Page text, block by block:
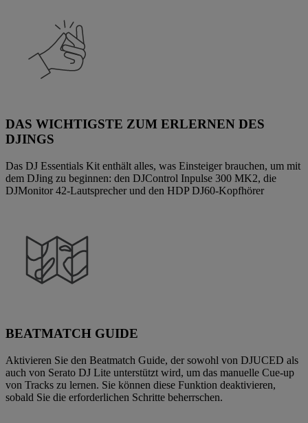
DAS WICHTIGSTE ZUM ERLERNEN DES
DJINGS
Das DJ Essentials Kit enthält alles, was Einsteiger brauchen, um mit
dem DJing zu beginnen: den DJControl Inpulse 300 MK2, die
DJMonitor 42-Lautsprecher und den HDP DJ60-Kopfhörer
BEATMATCH GUIDE
Aktivieren Sie den Beatmatch Guide, der sowohl von DJUCED als
auch von Serato DJ Lite unterstützt wird, um das manuelle Cue-up
von Tracks zu lernen. Sie können diese Funktion deaktivieren,
sobald Sie die erforderlichen Schritte beherrschen.